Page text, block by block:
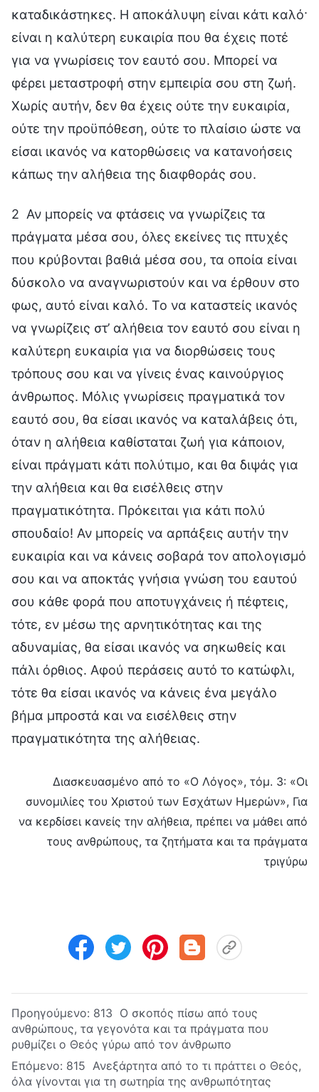
καταδικάστηκες. Η αποκάλυψη είναι κάτι καλό·
είναι η καλύτερη ευκαιρία που θα έχεις ποτέ
για να γνωρίσεις τον εαυτό σου. Μπορεί να
φέρει μεταστροφή στην εμπειρία σου στη ζωή.
Χωρίς αυτήν, δεν θα έχεις ούτε την ευκαιρία,
ούτε την προϋπόθεση, ούτε το πλαίσιο ώστε να
είσαι ικανός να κατορθώσεις να κατανοήσεις
κάπως την αλήθεια της διαφθοράς σου.
2 Αν μπορείς να φτάσεις να γνωρίζεις τα
πράγματα μέσα σου, όλες εκείνες τις πτυχές
που κρύβονται βαθιά μέσα σου, τα οποία είναι
δύσκολο να αναγνωριστούν και να έρθουν στο
φως, αυτό είναι καλό. Το να καταστείς ικανός
να γνωρίζεις στ’ αλήθεια τον εαυτό σου είναι η
καλύτερη ευκαιρία για να διορθώσεις τους
τρόπους σου και να γίνεις ένας καινούργιος
άνθρωπος. Μόλις γνωρίσεις πραγματικά τον
εαυτό σου, θα είσαι ικανός να καταλάβεις ότι,
όταν η αλήθεια καθίσταται ζωή για κάποιον,
είναι πράγματι κάτι πολύτιμο, και θα διψάς για
την αλήθεια και θα εισέλθεις στην
πραγματικότητα. Πρόκειται για κάτι πολύ
σπουδαίο! Αν μπορείς να αρπάξεις αυτήν την
ευκαιρία και να κάνεις σοβαρά τον απολογισμό
σου και να αποκτάς γνήσια γνώση του εαυτού
σου κάθε φορά που αποτυγχάνεις ή πέφτεις,
τότε, εν μέσω της αρνητικότητας και της
αδυναμίας, θα είσαι ικανός να σηκωθείς και
πάλι όρθιος. Αφού περάσεις αυτό το κατώφλι,
τότε θα είσαι ικανός να κάνεις ένα μεγάλο
βήμα μπροστά και να εισέλθεις στην
πραγματικότητα της αλήθειας.
Διασκευασμένο από το «Ο Λόγος», τόμ. 3: «Οι
συνομιλίες του Χριστού των Εσχάτων Ημερών», Για
να κερδίσει κανείς την αλήθεια, πρέπει να μάθει από
τους ανθρώπους, τα ζητήματα και τα πράγματα
τριγύρω
Προηγούμενο: 813 Ο σκοπός πίσω από τους
ανθρώπους, τα γεγονότα και τα πράγματα που
ρυθμίζει ο Θεός γύρω από τον άνθρωπο
Επόμενο: 815 Ανεξάρτητα από το τι πράττει ο Θεός,
όλα γίνονται για τη σωτηρία της ανθρωπότητας